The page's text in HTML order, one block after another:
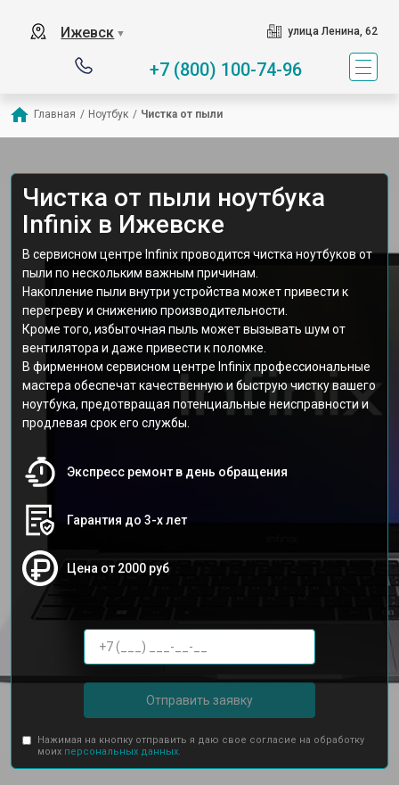
Ижевск ▼ улица Ленина, 62
+7 (800) 100-74-96
Главная / Ноутбук / Чистка от пыли
Чистка от пыли ноутбука
Infinix в Ижевске
В сервисном центре Infinix проводится чистка ноутбуков от
пыли по нескольким важным причинам.
Накопление пыли внутри устройства может привести к
перегреву и снижению производительности.
Кроме того, избыточная пыль может вызывать шум от
вентилятора и даже привести к поломке.
В фирменном сервисном центре Infinix профессиональные
мастера обеспечат качественную и быструю чистку вашего
ноутбука, предотвращая потенциальные неисправности и
продлевая срок его службы.
Экспресс ремонт в день обращения
Гарантия до 3-х лет
Цена от 2000 руб
Отправить заявку
Нажимая на кнопку отправить я даю свое согласие на обработку
моих персональных данных.